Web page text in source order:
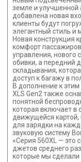
земле и улучшенной
добавлена новая
клиенты будут
элегантный стиль и
Новая конструкция
комфорт
управления, нового
обивки, а передний
складывания,
доступ к багажу в
В дополнение к
XLS Gen2 также
понятной
которая включает в
движущейся картой,
для зарядки на
звуковую систему
«Серия 560XL — это
джетов среднего
которые мы сделали